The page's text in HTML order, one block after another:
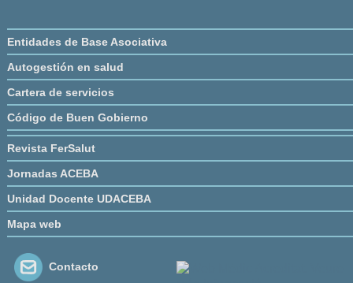
Entidades de Base Asociativa
Autogestión en salud
Cartera de servicios
Código de Buen Gobierno
Revista FerSalut
Jornadas ACEBA
Unidad Docente UDACEBA
Mapa web
Contacto